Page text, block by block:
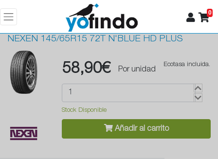
0
NEXEN 145/65R15 72T N'BLUE HD PLUS
58,90€ Por unidad
Ecotasa incluida.
Stock Disponible
Añadir al carrito